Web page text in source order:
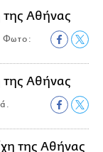
Φωτο: